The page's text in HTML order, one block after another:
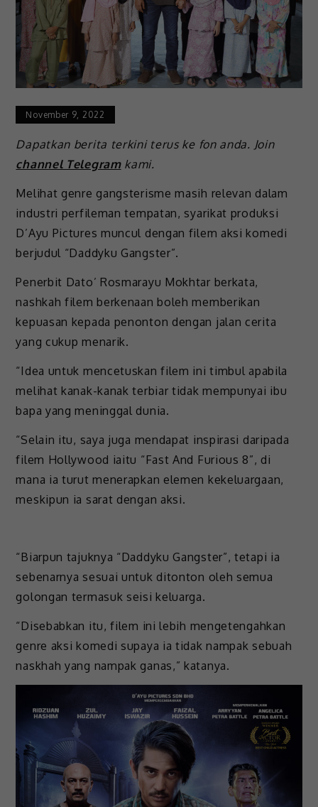
November 9, 2022
Dapatkan berita terkini terus ke fon anda. Join
channel Telegramkami.
Melihat genre gangsterisme masih relevan dalam
industri perfileman tempatan, syarikat produksi
D’Ayu Pictures muncul dengan filem aksi komedi
berjudul “Daddyku Gangster”.
Penerbit Dato’ Rosmarayu Mokhtar berkata,
nashkah filem berkenaan boleh memberikan
kepuasan kepada penonton dengan jalan cerita
yang cukup menarik.
“Idea untuk mencetuskan filem ini timbul apabila
melihat kanak-kanak terbiar tidak mempunyai ibu
bapa yang meninggal dunia.
“Selain itu, saya juga mendapat inspirasi daripada
filem Hollywood iaitu “Fast And Furious 8”, di
mana ia turut menerapkan elemen kekeluargaan,
meskipun ia sarat dengan aksi.
“Biarpun tajuknya “Daddyku Gangster”, tetapi ia
sebenarnya sesuai untuk ditonton oleh semua
golongan termasuk seisi keluarga.
“Disebabkan itu, filem ini lebih mengetengahkan
genre aksi komedi supaya ia tidak nampak sebuah
naskhah yang nampak ganas,” katanya.